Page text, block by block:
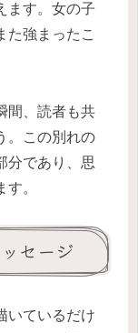
ます。女の子
た強まったこ
間、読者も共
。この別れの
分であり、思
。
セージ
いているだけ